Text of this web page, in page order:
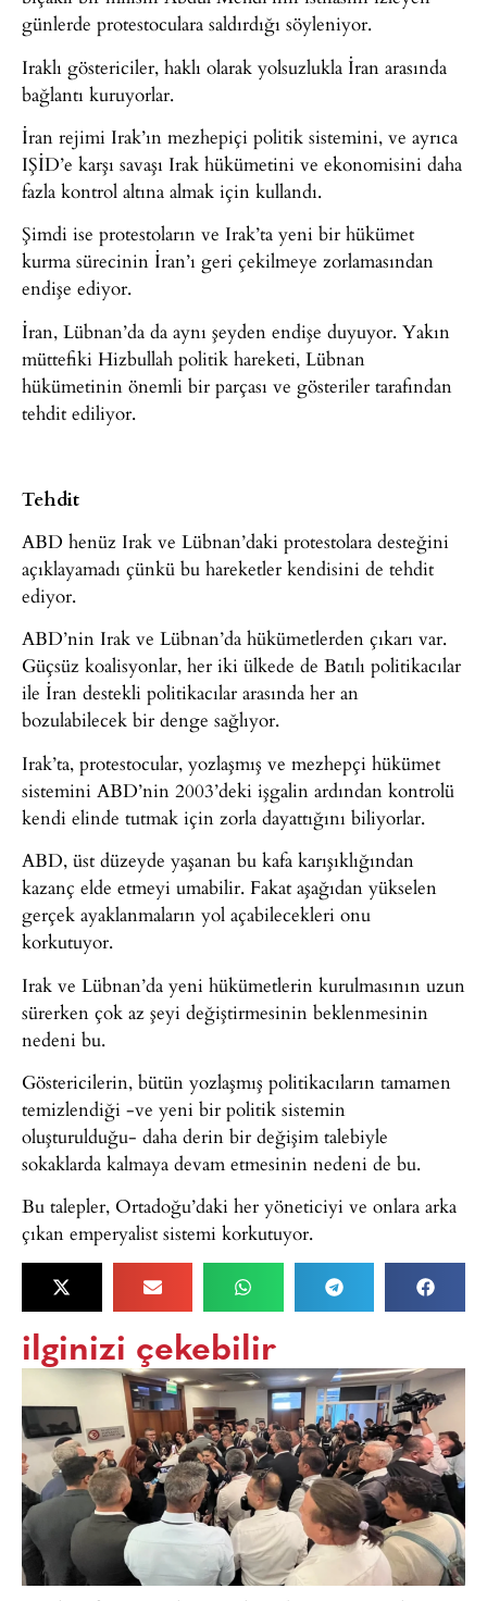
günlerde protestoculara saldırdığı söyleniyor.
Iraklı göstericiler, haklı olarak yolsuzlukla İran arasında
bağlantı kuruyorlar.
İran rejimi Irak’ın mezhepiçi politik sistemini, ve ayrıca
IŞİD’e karşı savaşı Irak hükümetini ve ekonomisini daha
fazla kontrol altına almak için kullandı.
Şimdi ise protestoların ve Irak’ta yeni bir hükümet
kurma sürecinin İran’ı geri çekilmeye zorlamasından
endişe ediyor.
İran, Lübnan’da da aynı şeyden endişe duyuyor. Yakın
müttefiki Hizbullah politik hareketi, Lübnan
hükümetinin önemli bir parçası ve gösteriler tarafından
tehdit ediliyor.
Tehdit
ABD henüz Irak ve Lübnan’daki protestolara desteğini
açıklayamadı çünkü bu hareketler kendisini de tehdit
ediyor.
ABD’nin Irak ve Lübnan’da hükümetlerden çıkarı var.
Güçsüz koalisyonlar, her iki ülkede de Batılı politikacılar
ile İran destekli politikacılar arasında her an
bozulabilecek bir denge sağlıyor.
Irak’ta, protestocular, yozlaşmış ve mezhepçi hükümet
sistemini ABD’nin 2003’deki işgalin ardından kontrolü
kendi elinde tutmak için zorla dayattığını biliyorlar.
ABD, üst düzeyde yaşanan bu kafa karışıklığından
kazanç elde etmeyi umabilir. Fakat aşağıdan yükselen
gerçek ayaklanmaların yol açabilecekleri onu
korkutuyor.
Irak ve Lübnan’da yeni hükümetlerin kurulmasının uzun
sürerken çok az şeyi değiştirmesinin beklenmesinin
nedeni bu.
Göstericilerin, bütün yozlaşmış politikacıların tamamen
temizlendiği -ve yeni bir politik sistemin
oluşturulduğu- daha derin bir değişim talebiyle
sokaklarda kalmaya devam etmesinin nedeni de bu.
Bu talepler, Ortadoğu’daki her yöneticiyi ve onlara arka
çıkan emperyalist sistemi korkutuyor.
ilginizi çekebilir